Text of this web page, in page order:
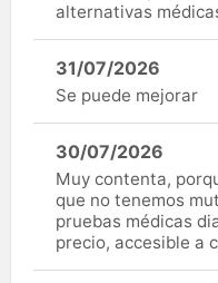
alternativas
31/07/2026
Se puede mejorar
30/07/2026
Muy contenta,
que no tenemos
pruebas médicas
precio, accesible a